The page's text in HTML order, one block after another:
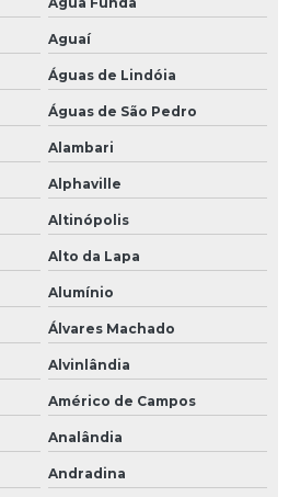
de caminhao
Aguaí
Águas de Lindóia
Águas de São Pedro
Alambari
Alphaville
Altinópolis
Alto da Lapa
Alumínio
Álvares Machado
Alvinlândia
Américo de Campos
Analândia
Andradina